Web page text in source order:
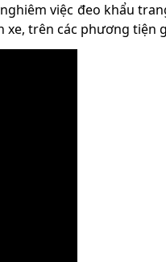
việc đeo khẩu
trên các phương tiện